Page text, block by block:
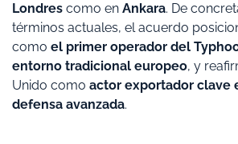
Londres como en Ankara. De
términos actuales, el acuerdo
como el primer operador del
entorno tradicional europeo, y
Unido como actor exportador clave
defensa avanzada.